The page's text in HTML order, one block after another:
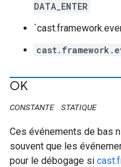
DATA_ENTER
OK
CONSTANTE STATIQUE
Ces événements de bas
souvent que les
pour le débogage si